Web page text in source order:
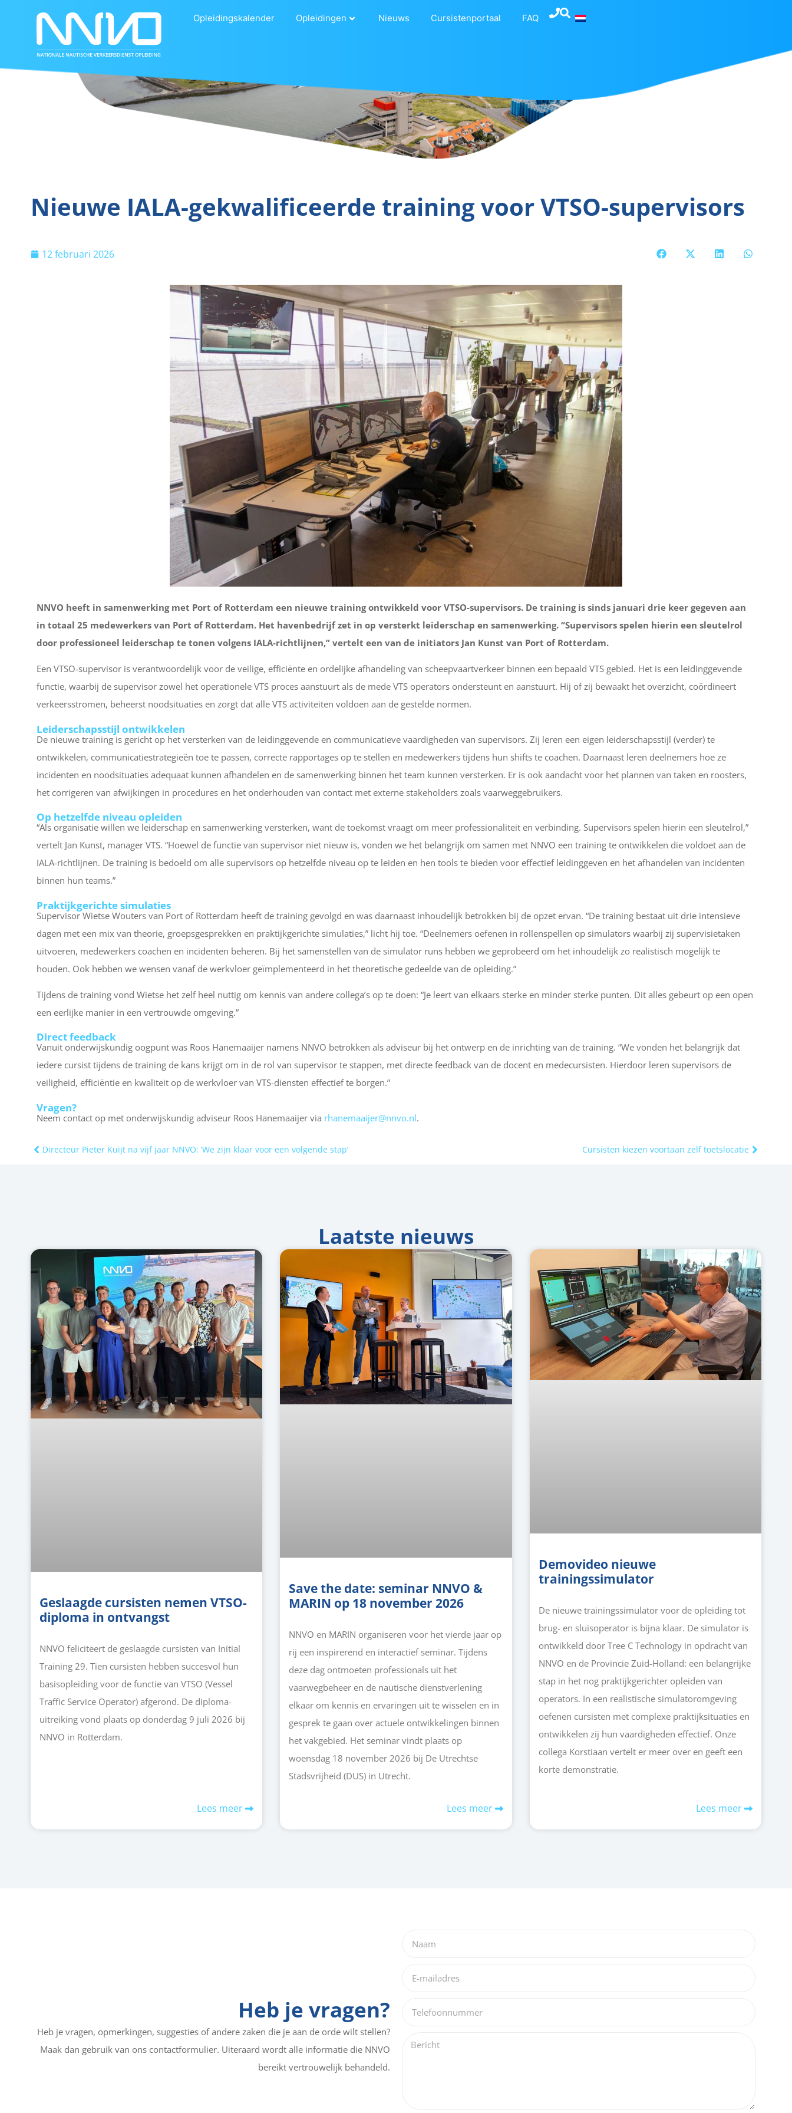
Opleidingskalender Opleidingen Nieuws Cursistenportaal FAQ
Nieuwe IALA-gekwalificeerde training voor VTSO-supervisors
12 februari 2026
NNVO heeft in samenwerking met Port of Rotterdam een nieuwe training ontwikkeld voor VTSO-supervisors. De training is sinds januari drie keer gegeven aan
in totaal 25 medewerkers van Port of Rotterdam. Het havenbedrijf zet in op versterkt leiderschap en samenwerking. “Supervisors spelen hierin een sleutelrol
door professioneel leiderschap te tonen volgens IALA-richtlijnen,” vertelt een van de initiators Jan Kunst van Port of Rotterdam.
Een VTSO-supervisor is verantwoordelijk voor de veilige, efficiënte en ordelijke afhandeling van scheepvaartverkeer binnen een bepaald VTS gebied. Het is een leidinggevende
functie, waarbij de supervisor zowel het operationele VTS proces aanstuurt als de mede VTS operators ondersteunt en aanstuurt. Hij of zij bewaakt het overzicht, coördineert
verkeersstromen, beheerst noodsituaties en zorgt dat alle VTS activiteiten voldoen aan de gestelde normen.
Leiderschapsstijl ontwikkelen
De nieuwe training is gericht op het versterken van de leidinggevende en communicatieve vaardigheden van supervisors. Zij leren een eigen leiderschapsstijl (verder) te
ontwikkelen, communicatiestrategieën toe te passen, correcte rapportages op te stellen en medewerkers tijdens hun shifts te coachen. Daarnaast leren deelnemers hoe ze
incidenten en noodsituaties adequaat kunnen afhandelen en de samenwerking binnen het team kunnen versterken. Er is ook aandacht voor het plannen van taken en roosters,
het corrigeren van afwijkingen in procedures en het onderhouden van contact met externe stakeholders zoals vaarweggebruikers.
Op hetzelfde niveau opleiden
“Als organisatie willen we leiderschap en samenwerking versterken, want de toekomst vraagt om meer professionaliteit en verbinding. Supervisors spelen hierin een sleutelrol,”
vertelt Jan Kunst, manager VTS. “Hoewel de functie van supervisor niet nieuw is, vonden we het belangrijk om samen met NNVO een training te ontwikkelen die voldoet aan de
IALA-richtlijnen. De training is bedoeld om alle supervisors op hetzelfde niveau op te leiden en hen tools te bieden voor effectief leidinggeven en het afhandelen van incidenten
binnen hun teams.”
Praktijkgerichte simulaties
Supervisor Wietse Wouters van Port of Rotterdam heeft de training gevolgd en was daarnaast inhoudelijk betrokken bij de opzet ervan. “De training bestaat uit drie intensieve
dagen met een mix van theorie, groepsgesprekken en praktijkgerichte simulaties,” licht hij toe. “Deelnemers oefenen in rollenspellen op simulators waarbij zij supervisietaken
uitvoeren, medewerkers coachen en incidenten beheren. Bij het samenstellen van de simulator runs hebben we geprobeerd om het inhoudelijk zo realistisch mogelijk te
houden. Ook hebben we wensen vanaf de werkvloer geïmplementeerd in het theoretische gedeelde van de opleiding.”
Tijdens de training vond Wietse het zelf heel nuttig om kennis van andere collega’s op te doen: “Je leert van elkaars sterke en minder sterke punten. Dit alles gebeurt op een open
een eerlijke manier in een vertrouwde omgeving.”
Direct feedback
Vanuit onderwijskundig oogpunt was Roos Hanemaaijer namens NNVO betrokken als adviseur bij het ontwerp en de inrichting van de training. “We vonden het belangrijk dat
iedere cursist tijdens de training de kans krijgt om in de rol van supervisor te stappen, met directe feedback van de docent en medecursisten. Hierdoor leren supervisors de
veiligheid, efficiëntie en kwaliteit op de werkvloer van VTS-diensten effectief te borgen.”
Vragen?
Neem contact op met onderwijskundig adviseur Roos Hanemaaijer via rhanemaaijer@nnvo.nl.
Directeur Pieter Kuijt na vijf jaar NNVO: ‘We zijn klaar voor een volgende stap’ Cursisten kiezen voortaan zelf toetslocatie
Laatste nieuws
Geslaagde cursisten nemen VTSO-
diploma in ontvangst
NNVO feliciteert de geslaagde cursisten van Initial
Training 29. Tien cursisten hebben succesvol hun
basisopleiding voor de functie van VTSO (Vessel
Traffic Service Operator) afgerond. De diploma-
uitreiking vond plaats op donderdag 9 juli 2026 bij
NNVO in Rotterdam.
Lees meer
Save the date: seminar NNVO &
MARIN op 18 november 2026
NNVO en MARIN organiseren voor het vierde jaar op
rij een inspirerend en interactief seminar. Tijdens
deze dag ontmoeten professionals uit het
vaarwegbeheer en de nautische dienstverlening
elkaar om kennis en ervaringen uit te wisselen en in
gesprek te gaan over actuele ontwikkelingen binnen
het vakgebied. Het seminar vindt plaats op
woensdag 18 november 2026 bij De Utrechtse
Stadsvrijheid (DUS) in Utrecht.
Lees meer
Demovideo nieuwe
trainingssimulator
De nieuwe trainingssimulator voor de opleiding tot
brug- en sluisoperator is bijna klaar. De simulator is
ontwikkeld door Tree C Technology in opdracht van
NNVO en de Provincie Zuid-Holland: een belangrijke
stap in het nog praktijkgerichter opleiden van
operators. In een realistische simulatoromgeving
oefenen cursisten met complexe praktijksituaties en
ontwikkelen zij hun vaardigheden effectief. Onze
collega Korstiaan vertelt er meer over en geeft een
korte demonstratie.
Lees meer
Heb je vragen?
Heb je vragen, opmerkingen, suggesties of andere zaken die je aan de orde wilt stellen?
Maak dan gebruik van ons contactformulier. Uiteraard wordt alle informatie die NNVO
bereikt vertrouwelijk behandeld.